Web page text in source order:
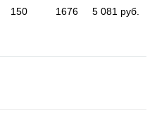
150 1676 5 081 руб.